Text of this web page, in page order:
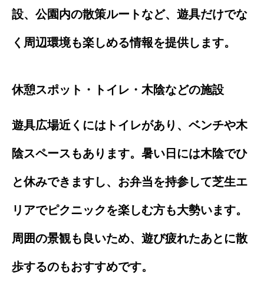
設、公園内の散策ルートなど、遊具だけでな
く周辺環境も楽しめる情報を提供します。
休憩スポット・トイレ・木陰などの施設
遊具広場近くにはトイレがあり、ベンチや木
陰スペースもあります。暑い日には木陰でひ
と休みできますし、お弁当を持参して芝生エ
リアでピクニックを楽しむ方も大勢います。
周囲の景観も良いため、遊び疲れたあとに散
歩するのもおすすめです。